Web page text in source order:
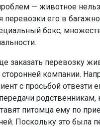
— животное
перевозки его в
бокс,
заказать перевозку
компании.
с просьбой отвезти
питомца ему по
Поскольку это была